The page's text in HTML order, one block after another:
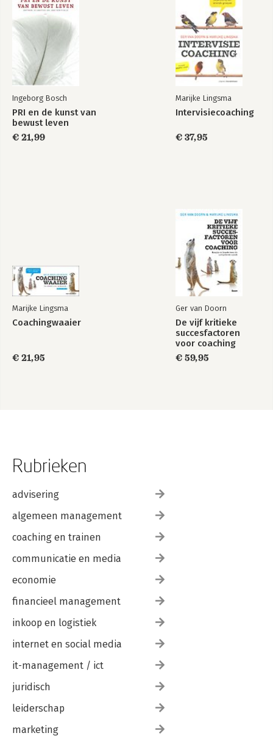
Bekijk alle boeken
Begrippenlijst
Uitleg (helpen) reflecteren
Uitleg systeemdenken
Uitleg deelcompetenties
Via de website www.decompetenteteamcoach.nl kunt u het
speelboord (voor een A3 printversie), individueel
winnaar gratis downloaden.
Ingeborg Bosch
PRI en de kunst van
bewust leven
€ 21,99
Marijke Lingsma
Intervisiecoaching
€ 37,95
Marijke Lingsma
Coachingwaaier
€ 21,95
Ger van Doorn
De vijf kritieke
succesfactoren
voor coaching
€ 59,95
Rubrieken
advisering
algemeen management
coaching en trainen
communicatie en media
economie
financieel management
inkoop en logistiek
internet en social media
it-management / ict
juridisch
leiderschap
marketing